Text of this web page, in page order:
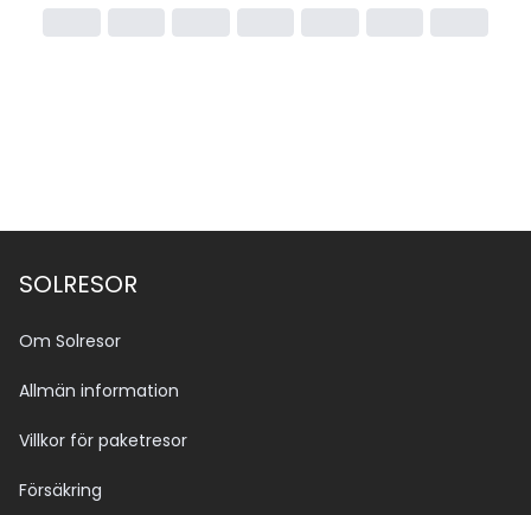
SOLRESOR
Om Solresor
Allmän information
Villkor för paketresor
Försäkring